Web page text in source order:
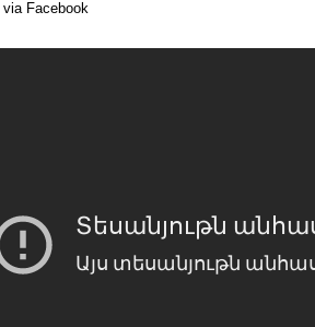
Facebook